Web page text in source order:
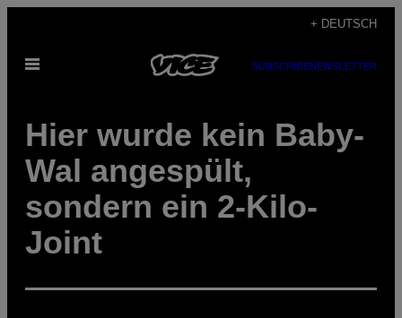
content
+ DEUTSCH
Open
SUBSCRIBENEWSLETTER
Hier wurde kein Baby-
Wal angespült,
sondern ein 2-Kilo-
Joint